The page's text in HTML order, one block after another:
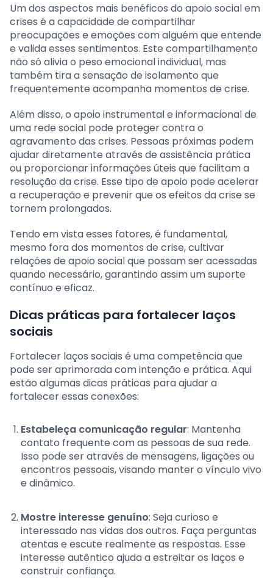
Um dos aspectos mais benéficos do apoio social em
crises é a capacidade de compartilhar
preocupações e emoções com alguém que entende
e valida esses sentimentos. Este compartilhamento
não só alivia o peso emocional individual, mas
também tira a sensação de isolamento que
frequentemente acompanha momentos de crise.
Além disso, o apoio instrumental e informacional de
uma rede social pode proteger contra o
agravamento das crises. Pessoas próximas podem
ajudar diretamente através de assistência prática
ou proporcionar informações úteis que facilitam a
resolução da crise. Esse tipo de apoio pode acelerar
a recuperação e prevenir que os efeitos da crise se
tornem prolongados.
Tendo em vista esses fatores, é fundamental,
mesmo fora dos momentos de crise, cultivar
relações de apoio social que possam ser acessadas
quando necessário, garantindo assim um suporte
contínuo e eficaz.
Dicas práticas para fortalecer laços
sociais
Fortalecer laços sociais é uma competência que
pode ser aprimorada com intenção e prática. Aqui
estão algumas dicas práticas para ajudar a
fortalecer essas conexões:
Estabeleça comunicação regular: Mantenha
contato frequente com as pessoas de sua rede.
Isso pode ser através de mensagens, ligações ou
encontros pessoais, visando manter o vínculo vivo
e dinâmico.
Mostre interesse genuíno: Seja curioso e
interessado nas vidas dos outros. Faça perguntas
atentas e escute realmente as respostas. Esse
interesse autêntico ajuda a estreitar os laços e
construir confiança.